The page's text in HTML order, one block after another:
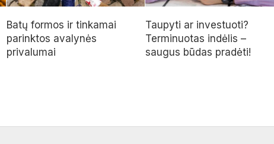
Batų formos ir tinkamai
parinktos avalynės
privalumai
Taupyti ar investuoti?
Terminuotas indėlis –
saugus būdas pradėti!